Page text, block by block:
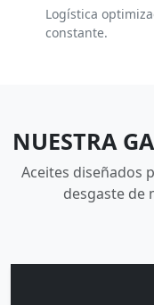
Logística
constante.
NUESTRA
Aceites diseñados
desgaste de